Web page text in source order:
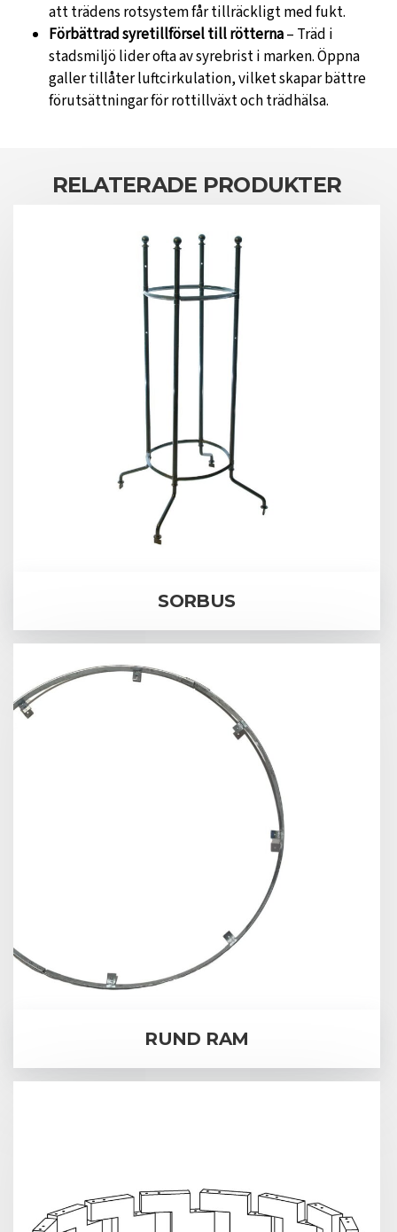
att trädens rotsystem får tillräckligt med fukt.
Förbättrad syretillförsel till rötterna– Träd i
stadsmiljö lider ofta av syrebrist i marken. Öppna
galler tillåter luftcirkulation, vilket skapar bättre
förutsättningar för rottillväxt och trädhälsa.
RELATERADE PRODUKTER
SORBUS
RUND RAM